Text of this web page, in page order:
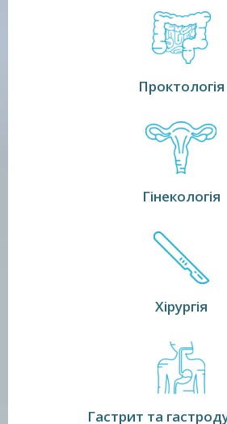
Проктологія
Гінекологія
Хірургія
Гастрит та